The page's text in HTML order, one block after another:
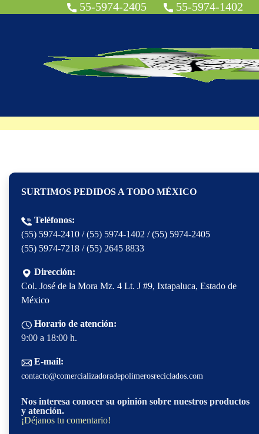
55-5974-2405 55-5974-1402
CONTÁCTANOS
SURTIMOS PEDIDOS A TODO MÉXICO
Teléfonos:
(55) 5974-2410 /(55) 5974-1402 /(55) 5974-2405
(55) 5974-7218 /(55) 2645 8833
Dirección:
Col. José de la Mora Mz. 4 Lt. J #9, Ixtapaluca, Estado de
México
Horario de atención:
9:00 a 18:00 h.
E-mail:
contacto@comercializadoradepolimerosreciclados.com
Nos interesa conocer su opinión sobre nuestros productos
y atención.
¡Déjanos tu comentario!